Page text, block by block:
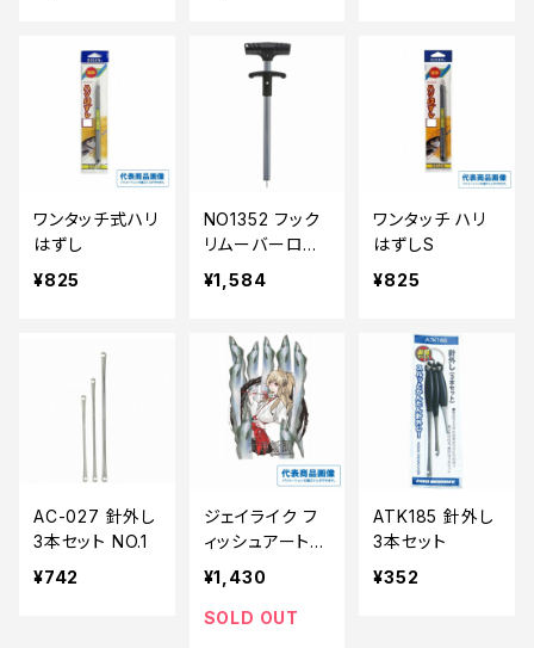
ワンタッチ式ハリ
はずし
¥825
NO1352 フック
リムーバーロン
グ ガンメタ
¥1,584
ワンタッチ ハリ
はずしS
¥825
AC-027 針外し
3本セット NO.1
¥742
ジェイライク フ
ィッシュアートス
テッカー【継続セ
ール_装備】
¥1,430
SOLD OUT
ATK185 針外し
3本セット
¥352